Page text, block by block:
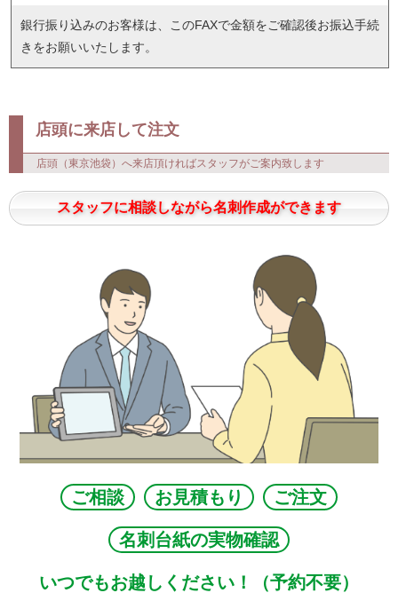
銀行振り込みのお客様は、このFAXで金額をご確認後お振込手続
きをお願いいたします。
店頭に来店して注文
店頭（東京池袋）へ来店頂ければスタッフがご案内致します
スタッフに相談しながら名刺作成ができます
ご相談 お見積もり ご注文
名刺台紙の実物確認
いつでもお越しください！（予約不要）